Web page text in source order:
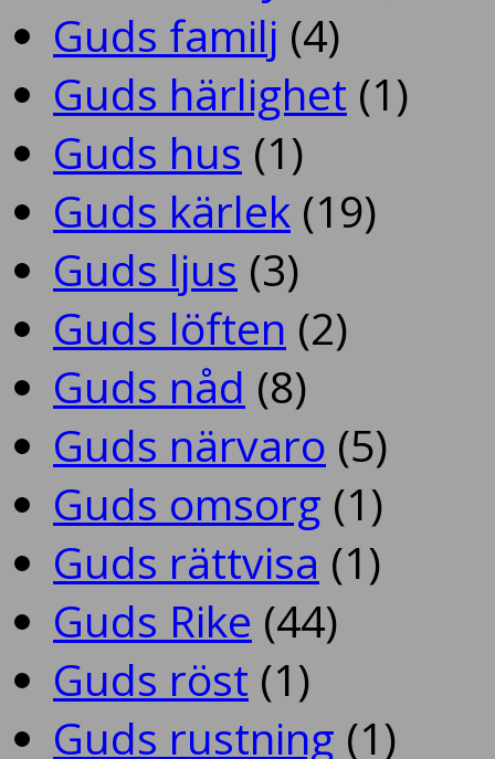
Guds familj (4)
Guds härlighet (1)
Guds hus (1)
Guds kärlek (19)
Guds ljus (3)
Guds löften (2)
Guds nåd (8)
Guds närvaro (5)
Guds omsorg (1)
Guds rättvisa (1)
Guds Rike (44)
Guds röst (1)
Guds rustning (1)